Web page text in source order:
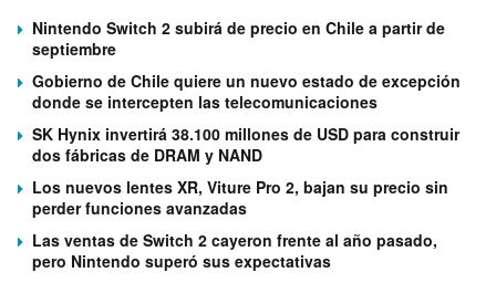
Nintendo Switch 2 subirá de precio en Chile a partir de
septiembre
Gobierno de Chile quiere un nuevo estado de excepción
donde se intercepten las telecomunicaciones
SK Hynix invertirá 38.100 millones de USD para construir
dos fábricas de DRAM y NAND
Los nuevos lentes XR, Viture Pro 2, bajan su precio sin
perder funciones avanzadas
Las ventas de Switch 2 cayeron frente al año pasado,
pero Nintendo superó sus expectativas